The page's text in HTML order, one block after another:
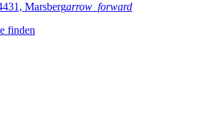
Marsbergarrow_forward
finden